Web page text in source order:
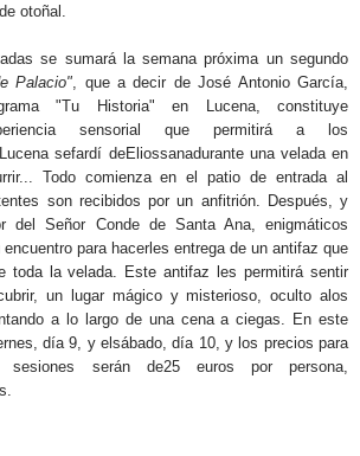
otoñal.
se sumará la semana próxima un segundo
Palacio"
que a decir de José Antonio García,
"Tu Historia" en Lucena, constituye
sensorial que permitirá a los
sefardí deEliossanadurante una velada en
Todo comienza en el patio de entrada al
son recibidos por un anfitrión. Después, y
del Señor Conde de Santa Ana, enigmáticos
para hacerles entrega de un antifaz que
toda la velada. Este antifaz les permitirá sentir
un lugar mágico y misterioso, oculto alos
a lo largo de una cena a ciegas. En este
día 9, y elsábado, día 10, y los precios para
serán de25 euros por persona,